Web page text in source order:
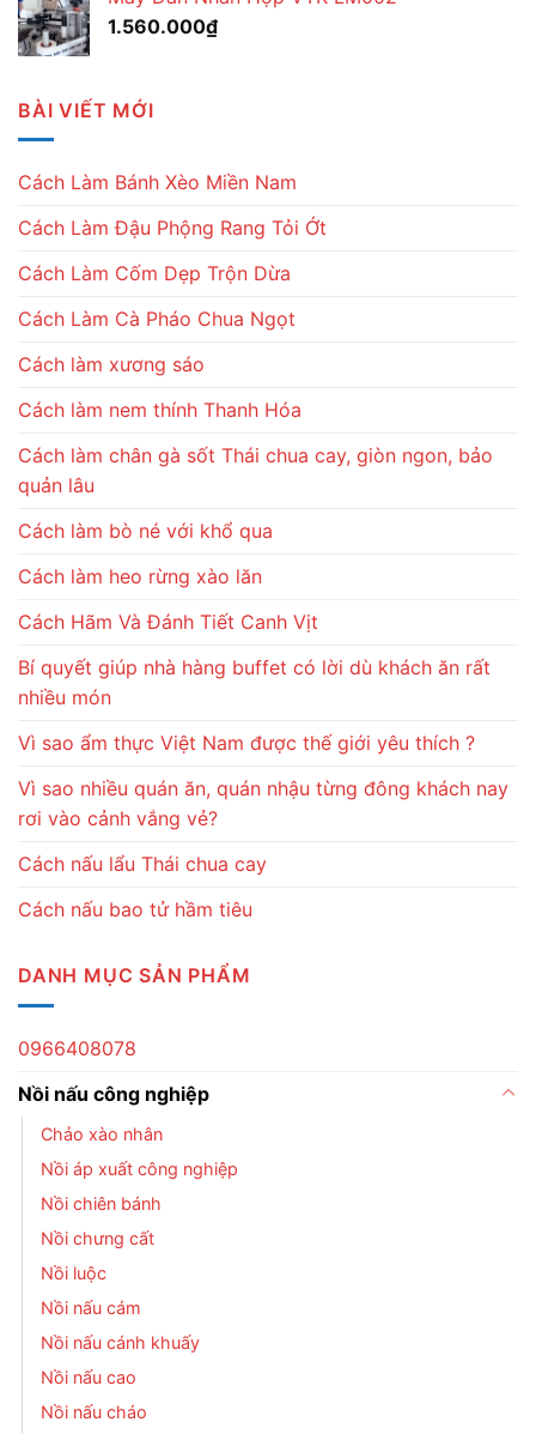
1.560.000₫
BÀI VIẾT MỚI
Cách Làm Bánh Xèo Miền Nam
Cách Làm Đậu Phộng Rang Tỏi Ớt
Cách Làm Cốm Dẹp Trộn Dừa
Cách Làm Cà Pháo Chua Ngọt
Cách làm xương sáo
Cách làm nem thính Thanh Hóa
Cách làm chân gà sốt Thái chua cay, giòn ngon, bảo
quản lâu
Cách làm bò né với khổ qua
Cách làm heo rừng xào lăn
Cách Hãm Và Đánh Tiết Canh Vịt
Bí quyết giúp nhà hàng buffet có lời dù khách ăn rất
nhiều món
Vì sao ẩm thực Việt Nam được thế giới yêu thích ?
Vì sao nhiều quán ăn, quán nhậu từng đông khách nay
rơi vào cảnh vắng vẻ?
Cách nấu lẩu Thái chua cay
Cách nấu bao tử hầm tiêu
DANH MỤC SẢN PHẨM
0966408078
Nồi nấu công nghiệp
Chảo xào nhân
Nồi áp xuất công nghiệp
Nồi chiên bánh
Nồi chưng cất
Nồi luộc
Nồi nấu cám
Nồi nấu cánh khuấy
Nồi nấu cao
Nồi nấu cháo